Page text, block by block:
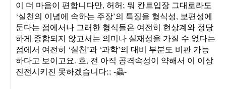
이 더 마음이 편합니다만, 허허; 뭐 칸트입장 그대로라도
‘실천의 이념에 속하는 주장’의 특징을 형식성, 보편성에
둔다는 점에서나 그러한 형식들은 여전히 현상계와 정당
하게 종합되지 않고서는 의미나 실재성을 가질 수 없다는
점에서 여전히 ‘실천’과 ‘과학’의 대비 부분도 비판 가능
하다고 보이고요. 흐, 전 아직 공격속성이 약해서 이 이상
진전시키진 못하겠습니다;; -蟲-